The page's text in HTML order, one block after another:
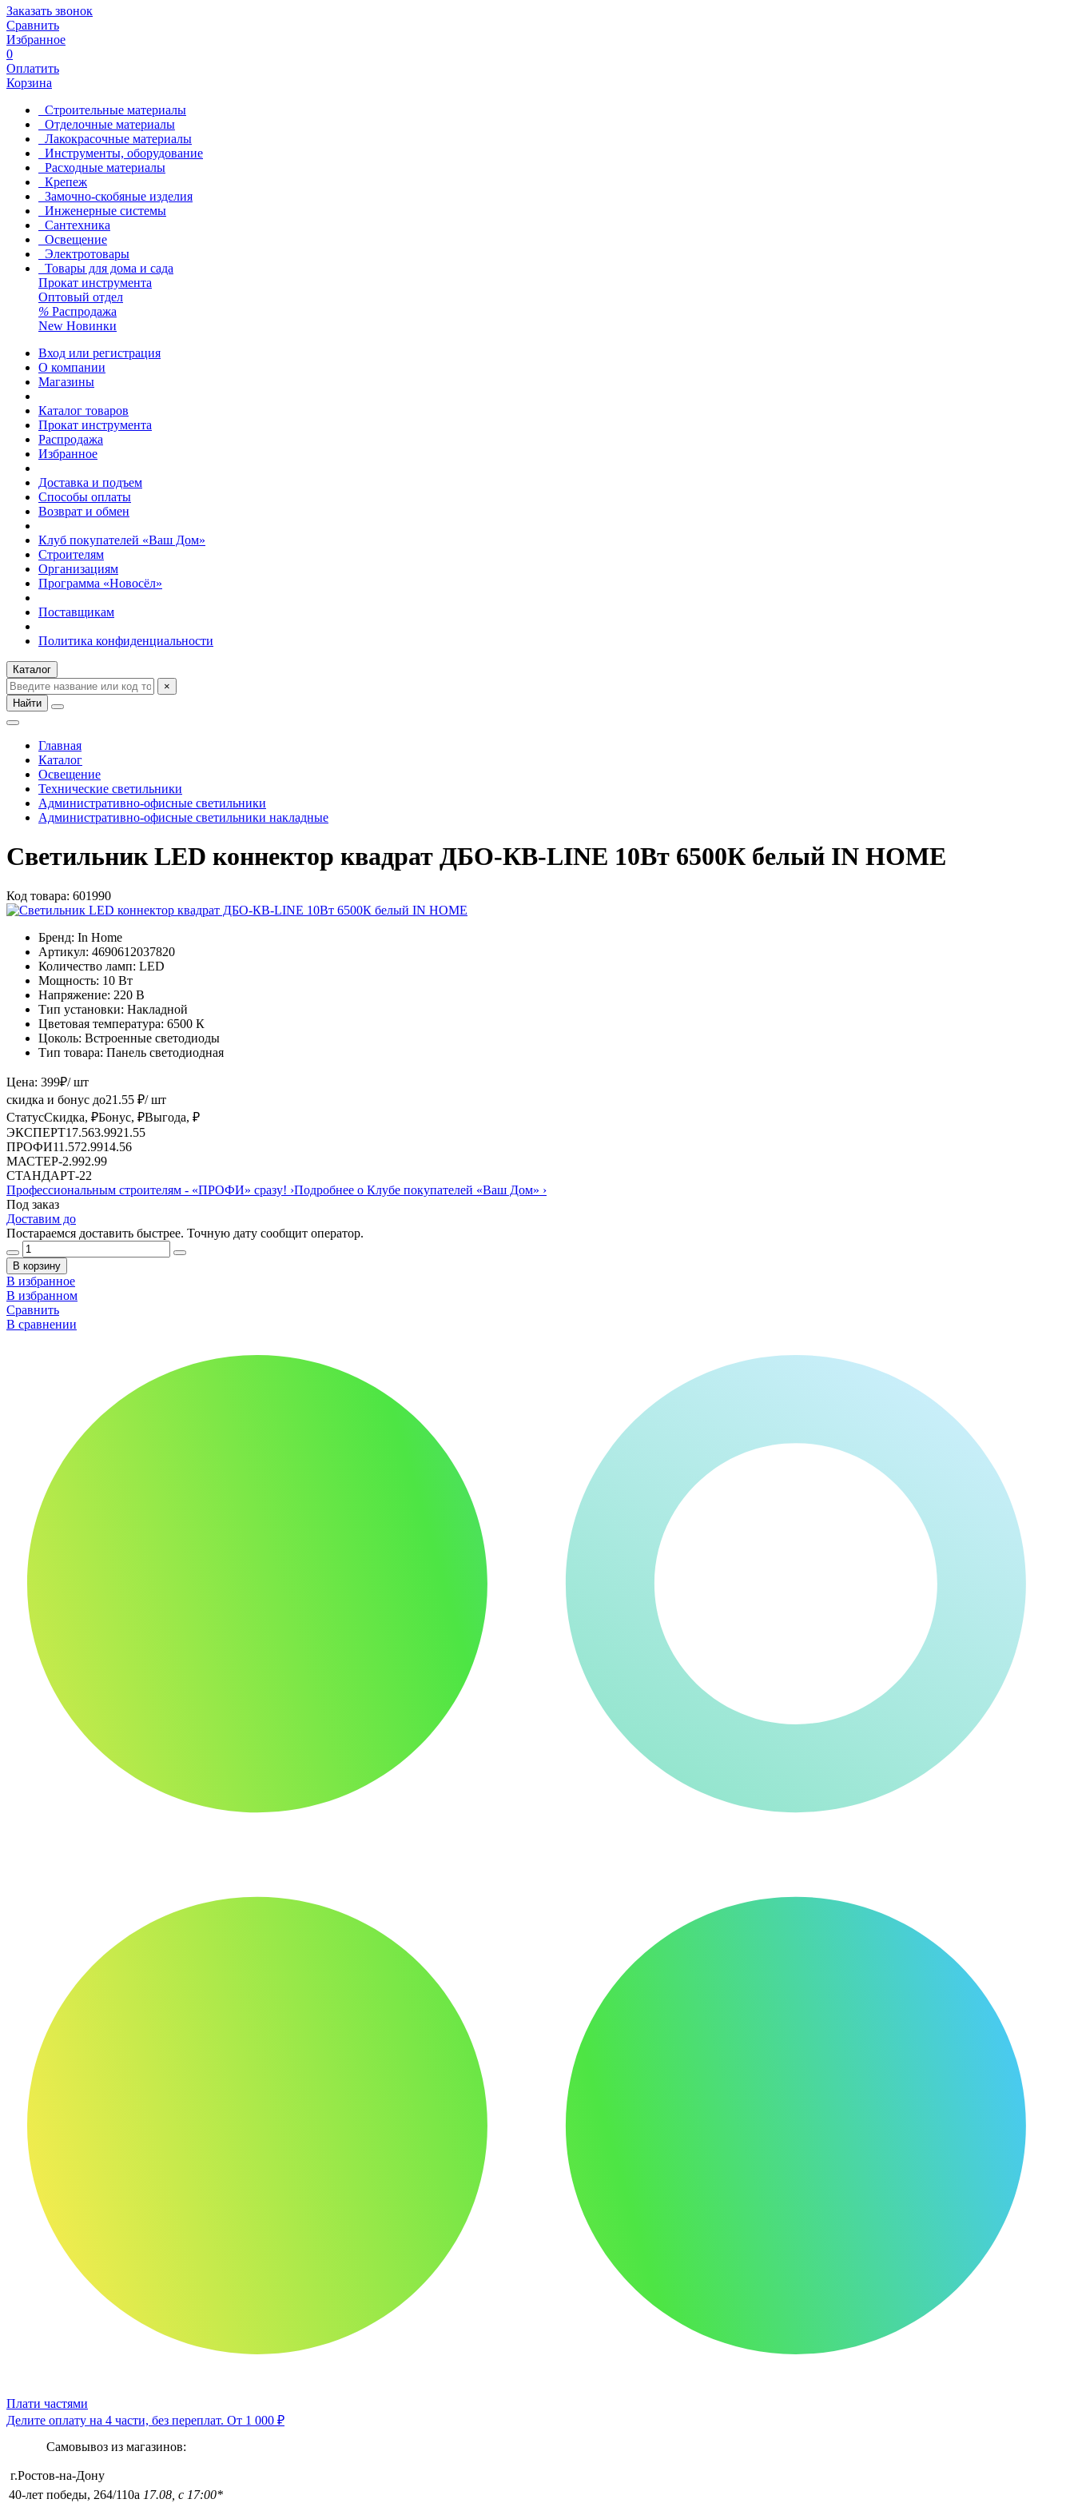
Заказать звонок
Сравнить
Избранное
0
Оплатить
Корзина
Строительные материалы
Отделочные материалы
Лакокрасочные материалы
Инструменты, оборудование
Расходные материалы
Крепеж
Замочно-скобяные изделия
Инженерные системы
Сантехника
Освещение
Электротовары
Товары для дома и сада
Прокат инструмента
Оптовый отдел
% Распродажа
New Новинки
Вход или регистрация
О компании
Магазины
Каталог товаров
Прокат инструмента
Распродажа
Избранное
Доставка и подъем
Способы оплаты
Возврат и обмен
Клуб покупателей «Ваш Дом»
Строителям
Организациям
Программа «Новосёл»
Поставщикам
Политика конфиденциальности
Каталог
×
Найти
Главная
Каталог
Освещение
Технические светильники
Административно-офисные светильники
Административно-офисные светильники накладные
Светильник LED коннектор квадрат ДБО-КВ-LINE 10Вт 6500К белый IN HOME
Код товара: 601990
Бренд: In Home
Артикул: 4690612037820
Количество ламп: LED
Мощность: 10 Вт
Напряжение: 220 В
Тип установки: Накладной
Цветовая температура: 6500 К
Цоколь: Встроенные светодиоды
Тип товара: Панель светодиодная
Цена: 399₽/ шт
скидка и бонус до21.55 ₽/ шт
СтатусСкидка, ₽Бонус, ₽Выгода, ₽
ЭКСПЕРТ17.563.9921.55
ПРОФИ11.572.9914.56
МАСТЕР-2.992.99
СТАНДАРТ-22
Профессиональным строителям - «ПРОФИ» сразу! ›Подробнее о Клубе покупателей «Ваш Дом» ›
Под заказ
Доставим до
Постараемся доставить быстрее. Точную дату сообщит оператор.
В корзину
В избранное
В избранном
Сравнить
В сравнении
Плати частями
Делите оплату на 4 части, без переплат. От 1 000 ₽
Самовывоз из магазинов:
г.Ростов-на-Дону
40-лет победы, 264/110а 17.08, с 17:00*